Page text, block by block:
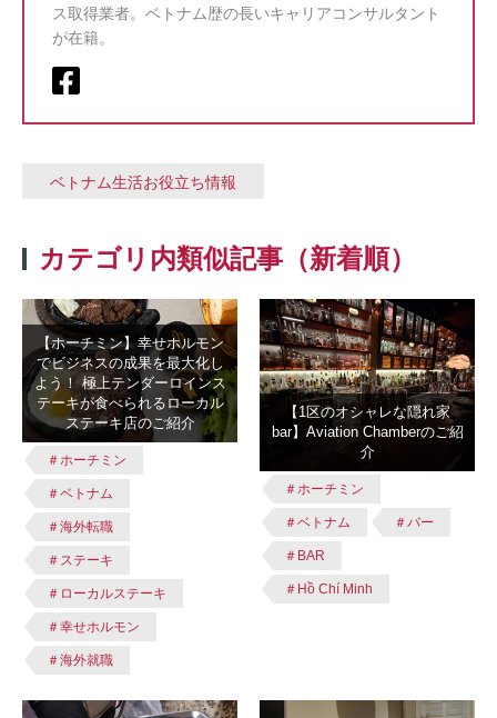
ス取得業者。ベトナム歴の長いキャリアコンサルタント
が在籍。
ベトナム生活お役立ち情報
カテゴリ内類似記事（新着順）
【ホーチミン】幸せホルモン
でビジネスの成果を最大化し
よう！ 極上テンダーロインス
テーキが食べられるローカル
ステーキ店のご紹介
＃ホーチミン
＃ベトナム
＃海外転職
＃ステーキ
＃ローカルステーキ
＃幸せホルモン
＃海外就職
【1区のオシャレな隠れ家
bar】Aviation Chamberのご紹
介
＃ホーチミン
＃ベトナム ＃バー
＃BAR
＃Hồ Chí Minh